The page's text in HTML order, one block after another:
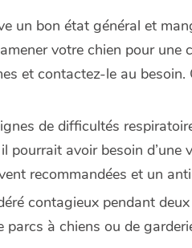
un bon état général et
votre chien pour
et contactez-le au
de difficultés
pourrait avoir besoin
recommandées et un
contagieux pendant
parcs à chiens ou de